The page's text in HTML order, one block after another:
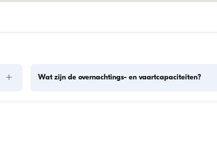
+ Wat zijn de overnachtings- en vaartcapaciteiten?